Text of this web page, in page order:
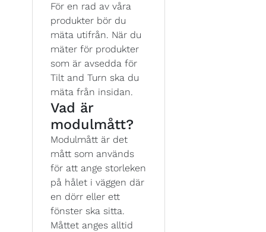
För en rad av våra
produkter bör du
mäta utifrån. När du
mäter för produkter
som är avsedda för
Tilt and Turn ska du
mäta från insidan.
Vad är
modulmått?
Modulmått är det
mått som används
för att ange storleken
på hålet i väggen där
en dörr eller ett
fönster ska sitta.
Måttet anges alltid